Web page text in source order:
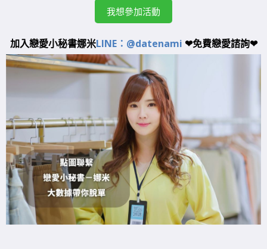
我想參加活動
加入戀愛小秘書娜米LINE：@datenami ❤免費戀愛諮詢❤